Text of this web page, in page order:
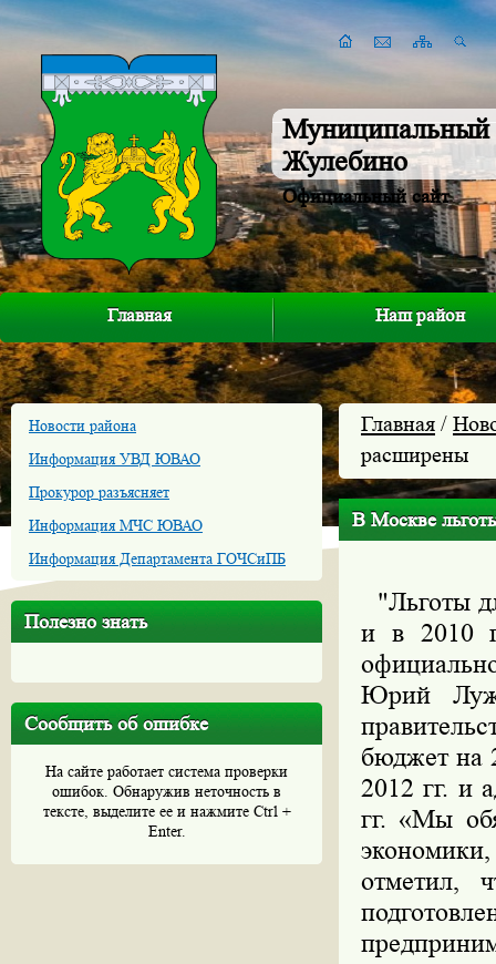
Муниципальный
Жулебино
Официальный сайт
Главная Наш район
Новости района
Информация УВД ЮВАО
Прокурор разъясняет
Информация МЧС ЮВАО
Информация Департамента ГОЧСиПБ
Полезно знать
Сообщить об ошибке
На сайте работает система проверки
ошибок. Обнаружив неточность в
тексте, выделите ее и нажмите Ctrl +
Enter.
Главная /
расширены
В Москве
"Льготы
и в 2010
Юрий
бюджет на
2012 гг. и
гг. «Мы
отметил,